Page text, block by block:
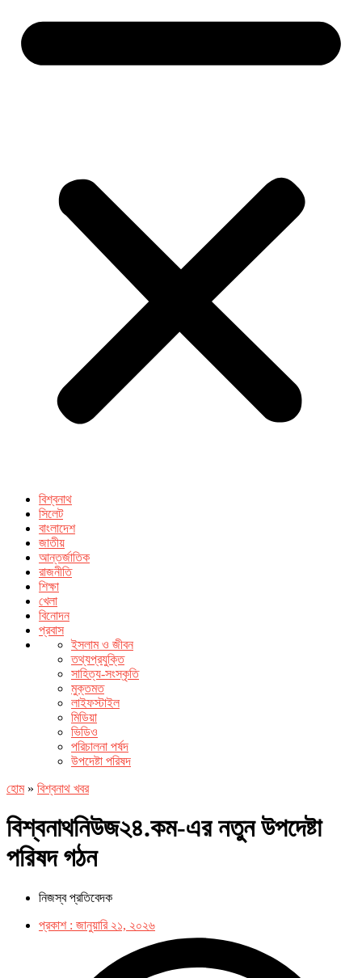
বিশ্বনাথ
সিলেট
বাংলাদেশ
জাতীয়
আন্তর্জাতিক
রাজনীতি
শিক্ষা
খেলা
বিনোদন
প্রবাস
ইসলাম ও জীবন
তথ্যপ্রযুক্তি
সাহিত্য-সংস্কৃতি
মুক্তমত
লাইফস্টাইল
মিডিয়া
ভিডিও
পরিচালনা পর্ষদ
উপদেষ্টা পরিষদ
হোম» বিশ্বনাথ খবর
বিশ্বনাথনিউজ২৪.কম-এর নতুন উপদেষ্টা
পরিষদ গঠন
​নিজস্ব প্রতিবেদক
প্রকাশ : জানুয়ারি ২১, ২০২৬